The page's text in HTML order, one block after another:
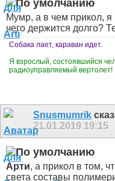
Мумр, а в чем прикол, я
чего держится долго?
Собака лает, караван идет.
Я взрослый, состоявшийся
радиоуправляемый вертолет!
Snusmumrik
21.01.2019 19:15
Арти, а прикол в том,
света составы